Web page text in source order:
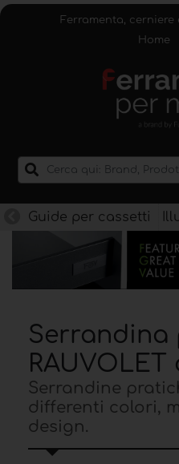
Ferramenta, cerniere
Home
Guide per cassetti
Serrandina
RAUVOLET
Serrandine
differenti colori,
design.